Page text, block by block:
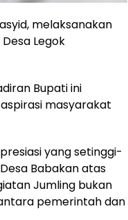
melaksanakan
Legok
Bupati ini
masyarakat
yang setinggi-
Babakan atas
Jumling bukan
pemerintah dan